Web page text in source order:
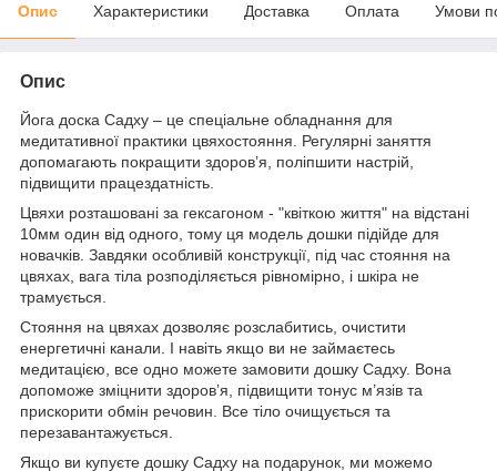
Опис Характеристики Доставка Оплата Умови
Опис
Йога доска Садху – це спеціальне обладнання для
медитативної практики цвяхостояння. Регулярні заняття
допомагають покращити здоров’я, поліпшити настрій,
підвищити працездатність.
Цвяхи розташовані за гексагоном - "квіткою життя" на відстані
10мм один від одного, тому ця модель дошки підійде для
новачків. Завдяки особливій конструкції, під час стояння на
цвяхах, вага тіла розподіляється рівномірно, і шкіра не
трамується.
Стояння на цвяхах дозволяє розслабитись, очистити
енергетичні канали. І навіть якщо ви не займаєтесь
медитацією, все одно можете замовити дошку Садху. Вона
допоможе зміцнити здоров’я, підвищити тонус м’язів та
прискорити обмін речовин. Все тіло очищується та
перезавантажується.
Якщо ви купуєте дошку Садху на подарунок, ми можемо